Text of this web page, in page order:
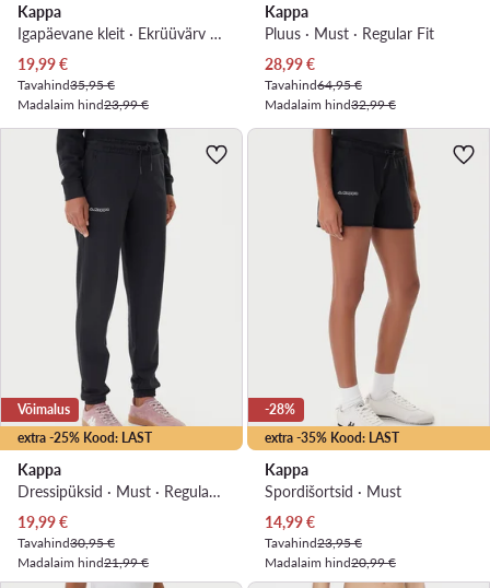
Kappa
Igapäevane kleit · Ekrüüvärv · Mini
Praegune hind
19,99€
Tavahind35,95 €
Madalaim hind23,99 €
Kappa
Pluus · Must · Regular Fit
Praegune hind
28,99€
Tavahind64,95 €
Madalaim hind32,99 €
extra -25% Kood: LAST
Võimalus
Kappa
Dressipüksid · Must · Regular Fit
Praegune hind
19,99€
Tavahind30,95 €
Madalaim hind21,99 €
extra -35% Kood: LAST
-28%
Kappa
Spordišortsid · Must
Praegune hind
14,99€
Tavahind23,95 €
Madalaim hind20,99 €